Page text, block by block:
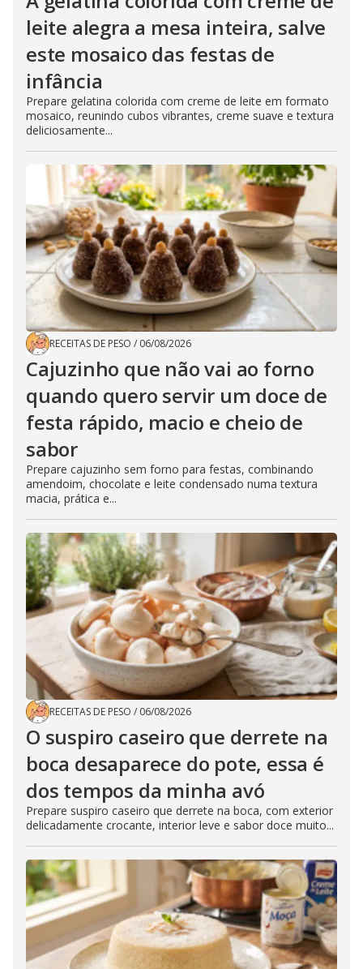
leite alegra a mesa inteira, salve
este mosaico das festas de
infância
Prepare gelatina colorida com creme de leite em formato
mosaico, reunindo cubos vibrantes, creme suave e textura
deliciosamente...
RECEITAS DE PESO / 06/08/2026
Cajuzinho que não vai ao forno
quando quero servir um doce de
festa rápido, macio e cheio de
sabor
Prepare cajuzinho sem forno para festas, combinando
amendoim, chocolate e leite condensado numa textura
macia, prática e...
RECEITAS DE PESO / 06/08/2026
O suspiro caseiro que derrete na
boca desaparece do pote, essa é
dos tempos da minha avó
Prepare suspiro caseiro que derrete na boca, com exterior
delicadamente crocante, interior leve e sabor doce muito...